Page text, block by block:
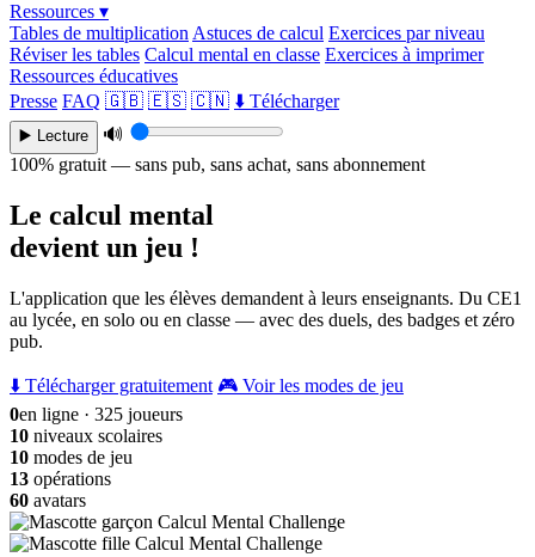
Ressources ▾
Tables de multiplication Astuces de calcul Exercices par niveau
Réviser les tables Calcul mental en classe Exercices à imprimer
Ressources éducatives
Presse FAQ 🇬🇧 🇪🇸 🇨🇳 ⬇️ Télécharger
▶️ Lecture
🔊
100% gratuit — sans pub, sans achat, sans abonnement
Le calcul mental
devient un jeu !
L'application que les élèves demandent à leurs enseignants. Du CE1
au lycée, en solo ou en classe — avec des duels, des badges et zéro
pub.
⬇️ Télécharger gratuitement 🎮 Voir les modes de jeu
0en ligne · 325 joueurs
10 niveaux scolaires
10 modes de jeu
13 opérations
60 avatars